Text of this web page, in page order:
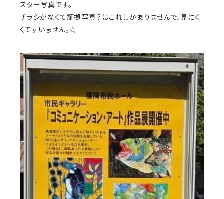
スター写真です。
チラシがなくて証拠写真？はこれしかありませんで、見にく
くてすいません。☆